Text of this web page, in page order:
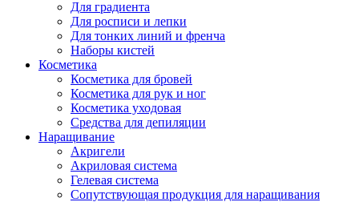
Для градиента
Для росписи и лепки
Для тонких линий и френча
Наборы кистей
Косметика
Косметика для бровей
Косметика для рук и ног
Косметика уходовая
Средства для депиляции
Наращивание
Акригели
Акриловая система
Гелевая система
Сопутствующая продукция для наращивания